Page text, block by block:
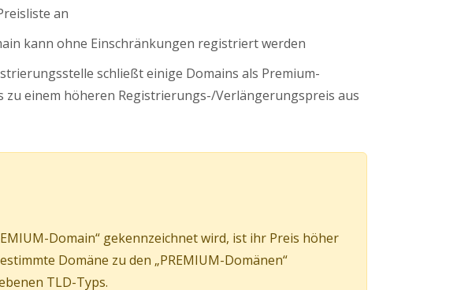
an
kann ohne Einschränkungen registriert werden
schließt einige Domains als Premium-
zu einem höheren Registrierungs-/Verlängerungspreis aus
Domain“ gekennzeichnet wird, ist ihr Preis höher
Domäne zu den „PREMIUM-Domänen“
TLD-Typs.